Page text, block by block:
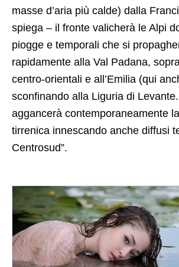
masse d’aria più calde) dalla
spiega – il fronte valicherà le Alpi
piogge e temporali che si
rapidamente alla Val Padana,
centro-orientali e all’Emilia (qui
sconfinando alla Liguria di
aggancerà contemporaneamente
tirrenica innescando anche diffusi
Centrosud”.